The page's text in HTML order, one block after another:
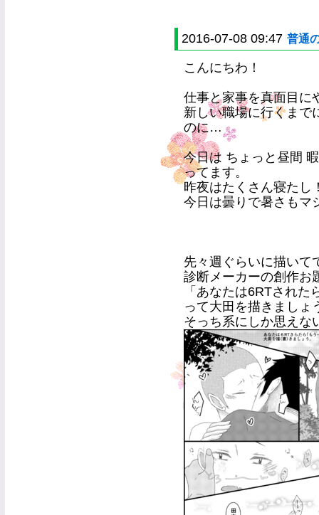
2016-07-08 09:47 普通
こんにちわ！
仕事と家事を真面目に
新しい職場に行くまで
のに…
今日は ちょっと昼間
ってます。
昨夜はたくさん寝たし
今日は曇りで暑さもマ
先々週ぐらいに描いて
診断メーカーの創作お
「あなたは6RTされ
って大田を描きましょ
そっち系にしか思えな